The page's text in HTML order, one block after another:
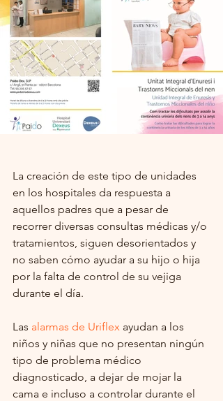
La creación de este tipo de unidades
en los hospitales da respuesta a
aquellos padres que a pesar de
recorrer diversas consultas médicas y/o
tratamientos, siguen desorientados y
no saben cómo ayudar a su hijo o hija
por la falta de control de su vejiga
durante el día.
Las alarmas de Uriflex ayudan a los
niños y niñas que no presentan ningún
tipo de problema médico
diagnosticado, a dejar de mojar la
cama e incluso a controlar durante el